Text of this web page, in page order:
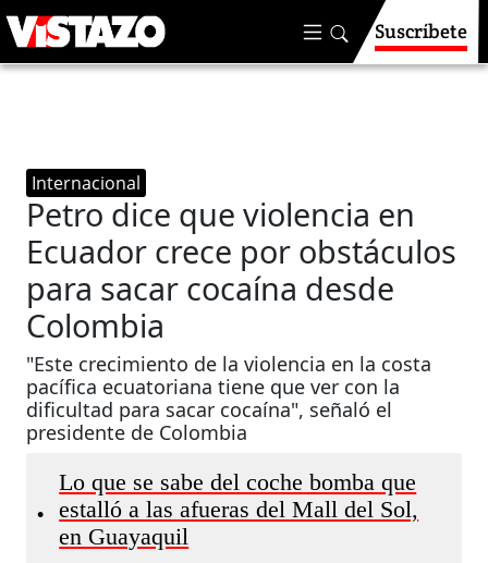
Suscríbete
Internacional
Petro dice que violencia en
Ecuador crece por obstáculos
para sacar cocaína desde
Colombia
"Este crecimiento de la violencia en la costa
pacífica ecuatoriana tiene que ver con la
dificultad para sacar cocaína", señaló el
presidente de Colombia
•
Lo que se sabe del coche bomba que
estalló a las afueras del Mall del Sol,
en Guayaquil